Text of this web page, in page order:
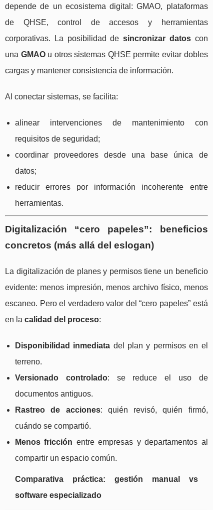
depende de un ecosistema digital: GMAO, plataformas
de QHSE, control de accesos y herramientas
corporativas. La posibilidad desincronizar datoscon
una GMAOu otros sistemas QHSE permite evitar dobles
cargas y mantener consistencia de información.
Al conectar sistemas, se facilita:
alinear intervenciones de mantenimiento con
requisitos de seguridad;
coordinar proveedores desde una base única de
datos;
reducir errores por información incoherente entre
herramientas.
Digitalización “cero papeles”: beneficios
concretos (más allá del eslogan)
La digitalización de planes y permisos tiene un beneficio
evidente: menos impresión, menos archivo físico, menos
escaneo. Pero el verdadero valor del “cero papeles” está
en la calidad del proceso:
Disponibilidad inmediata del plan y permisos en el
terreno.
Versionado controlado: se reduce el uso de
documentos antiguos.
Rastreo de acciones: quién revisó, quién firmó,
cuándo se compartió.
Menos fricción entre empresas y departamentos al
compartir un espacio común.
Comparativa práctica: gestión manual vs
software especializado